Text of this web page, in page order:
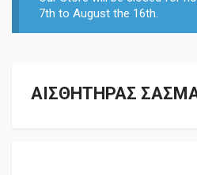
7th to August the 16th.
ΑΙΣΘΗΤΗΡΑΣ